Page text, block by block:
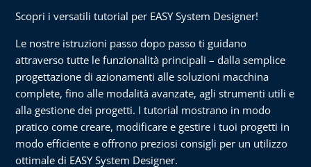
Scopri i versatili tutorial per EASY System Designer!
Le nostre istruzioni passo dopo passo ti guidano
attraverso tutte le funzionalità principali – dalla semplice
progettazione di azionamenti alle soluzioni macchina
complete, fino alle modalità avanzate, agli strumenti utili e
alla gestione dei progetti. I tutorial mostrano in modo
pratico come creare, modificare e gestire i tuoi progetti in
modo efficiente e offrono preziosi consigli per un utilizzo
ottimale di EASY System Designer.